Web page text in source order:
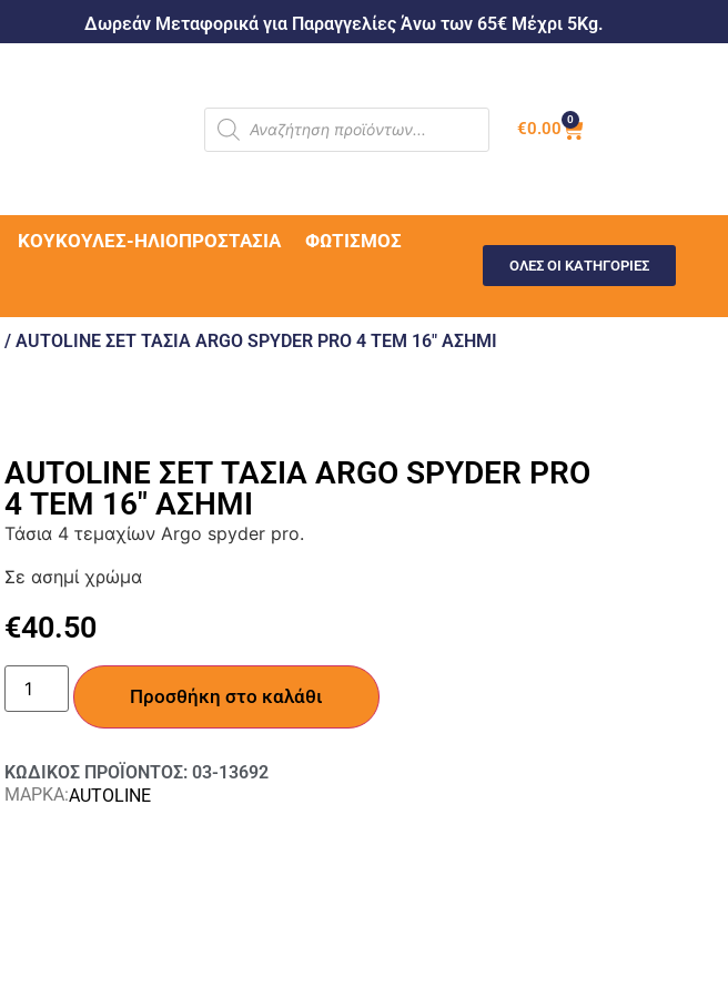
Δωρεάν Μεταφορικά για Παραγγελίες Άνω των 65€ Μέχρι 5Kg.
€0.00 0
ΚΟΥΚΟΎΛΕΣ-ΗΛΙΟΠΡΟΣΤΑΣΊΑ ΦΩΤΙΣΜΌΣ
ΟΛΕΣ ΟΙ ΚΑΤΗΓΟΡΙΕΣ
/ AUTOLINE ΣΕΤ ΤΑΣΙΑ ARGO SPYDER PRO 4 ΤΕΜ 16″ ΑΣΗΜΙ
AUTOLINE ΣΕΤ ΤΑΣΙΑ ARGO SPYDER PRO
4 ΤΕΜ 16″ ΑΣΗΜΙ
Τάσια 4 τεμαχίων Argo spyder pro.
Σε ασημί χρώμα
€40.50
Προσθήκη στο καλάθι
ΚΩΔΙΚΟΣ ΠΡΟΪΟΝΤΟΣ: 03-13692
ΜΑΡΚΑ:AUTOLINE